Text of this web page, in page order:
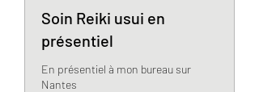
Soin Reiki usui en
présentiel
En présentiel à mon bureau sur
Nantes